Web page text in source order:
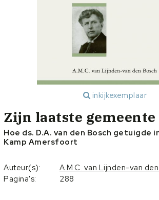
inkijkexemplaar
Zijn laatste gemeente
Hoe ds. D.A. van den Bosch getuigde
Kamp Amersfoort
Auteur(s):
A.M.C. van Lijnden-van
Pagina's:
288